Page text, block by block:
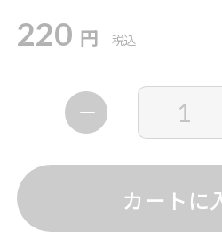
220 円 税込
カートに